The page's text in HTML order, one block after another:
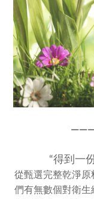
“得到一
從甄選完整乾淨
們有無數個對衛